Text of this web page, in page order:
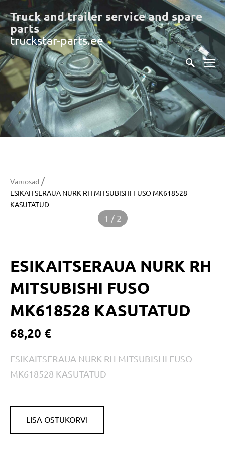
Truck and trailer service and spare
parts
truckstar-parts.ee
Varuosad /
ESIKAITSERAUA NURK RH MITSUBISHI FUSO MK618528
KASUTATUD
1 / 2
ESIKAITSERAUA NURK RH
MITSUBISHI FUSO
MK618528 KASUTATUD
68,20 €
ESIKAITSERAUA NURK RH MITSUBISHI FUSO
MK618528 KASUTATUD
LISA OSTUKORVI